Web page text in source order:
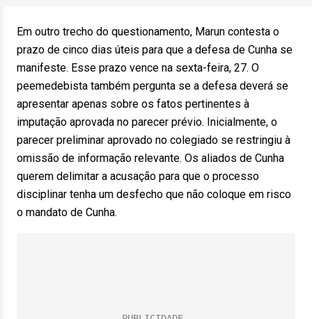
Em outro trecho do questionamento, Marun contesta o
prazo de cinco dias úteis para que a defesa de Cunha se
manifeste. Esse prazo vence na sexta-feira, 27. O
peemedebista também pergunta se a defesa deverá se
apresentar apenas sobre os fatos pertinentes à
imputação aprovada no parecer prévio. Inicialmente, o
parecer preliminar aprovado no colegiado se restringiu à
omissão de informação relevante. Os aliados de Cunha
querem delimitar a acusação para que o processo
disciplinar tenha um desfecho que não coloque em risco
o mandato de Cunha.